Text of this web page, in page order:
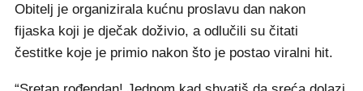
Obitelj je organizirala kućnu proslavu dan nakon
fijaska koji je dječak doživio, a odlučili su čitati
čestitke koje je primio nakon što je postao viralni hit.